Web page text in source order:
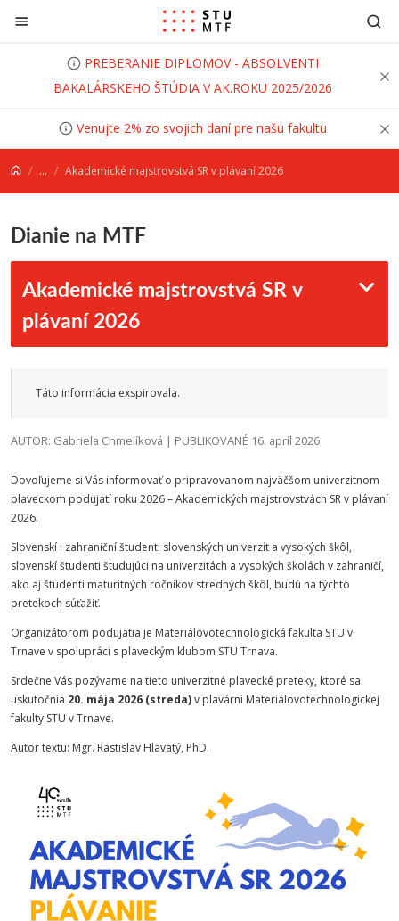
Prejsť na obsah
PREBERANIE DIPLOMOV - ABSOLVENTI
BAKALÁRSKEHO ŠTÚDIA V AK.ROKU 2025/2026
Venujte 2% zo svojich daní pre našu fakultu
... Akademické majstrovstvá SR v plávaní 2026
Dianie na MTF
Akademické majstrovstvá SR v
plávaní 2026
Táto informácia exspirovala.
AUTOR: Gabriela Chmelíková | PUBLIKOVANÉ 16. apríl 2026
Dovoľujeme si Vás informovať o pripravovanom najväčšom univerzitnom
plaveckom podujatí roku 2026 – Akademických majstrovstvách SR v plávaní
2026.
Slovenskí i zahraniční študenti slovenských univerzít a vysokých škôl,
slovenskí študenti študujúci na univerzitách a vysokých školách v zahraničí,
ako aj študenti maturitných ročníkov stredných škôl, budú na týchto
pretekoch súťažiť.
Organizátorom podujatia je Materiálovotechnologická fakulta STU v
Trnave v spolupráci s plaveckým klubom STU Trnava.
Srdečne Vás pozývame na tieto univerzitné plavecké preteky, ktoré sa
uskutočnia 20. mája 2026 (streda)v plavárni Materiálovotechnologickej
fakulty STU v Trnave.
Autor textu: Mgr. Rastislav Hlavatý, PhD.